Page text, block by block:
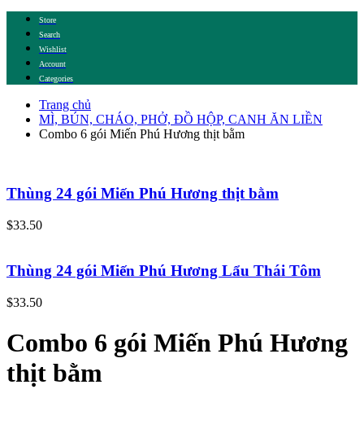
Store
Search
Wishlist
Account
Categories
Trang chủ
MÌ, BÚN, CHÁO, PHỞ, ĐỒ HỘP, CANH ĂN LIỀN
Combo 6 gói Miến Phú Hương thịt bằm
Thùng 24 gói Miến Phú Hương thịt bằm
$33.50
Thùng 24 gói Miến Phú Hương Lẩu Thái Tôm
$33.50
Combo 6 gói Miến Phú Hương
thịt bằm